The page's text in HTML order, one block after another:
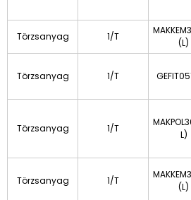
Törzsanyag 1/T
(L)
Törzsanyag 1/T
Törzsanyag 1/T
L)
Törzsanyag 1/T
(L)